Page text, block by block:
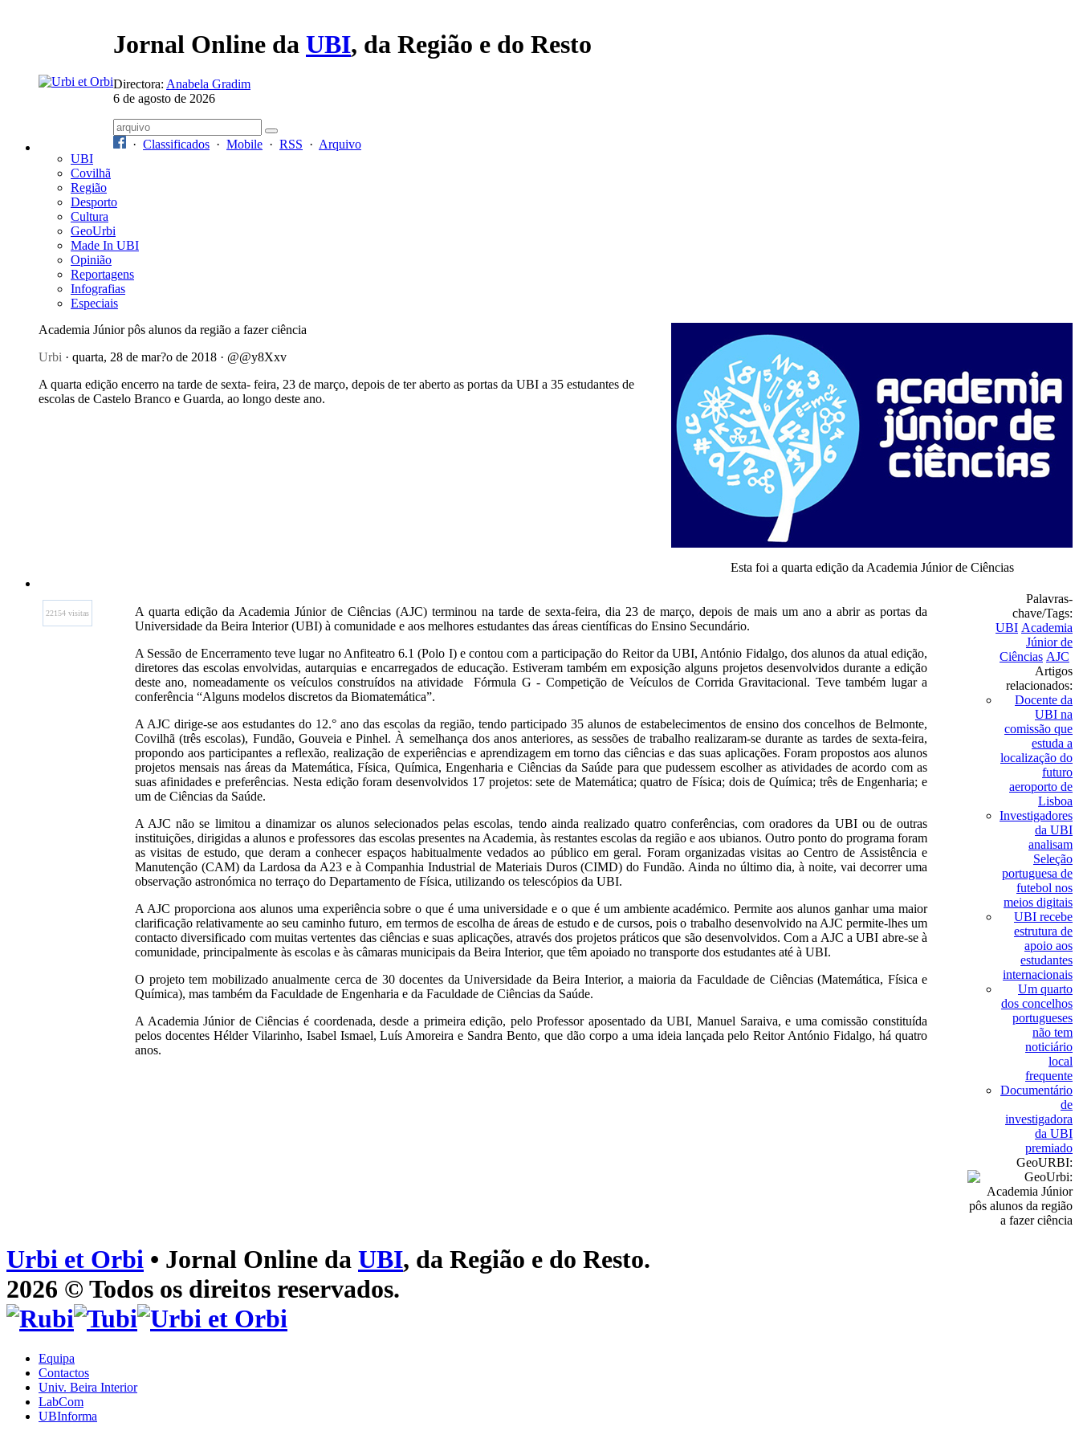
Jornal Online da UBI, da Região e do Resto
Directora: Anabela Gradim
6 de agosto de 2026
· Classificados · Mobile · RSS · Arquivo
UBI
Covilhã
Região
Desporto
Cultura
GeoUrbi
Made In UBI
Opinião
Reportagens
Infografias
Especiais
Academia Júnior pôs alunos da região a fazer ciência
Urbi · quarta, 28 de mar?o de 2018 · @@y8Xxv
A quarta edição encerro na tarde de sexta- feira, 23 de março, depois de ter aberto as portas da UBI a 35 estudantes de
escolas de Castelo Branco e Guarda, ao longo deste ano.
Esta foi a quarta edição da Academia Júnior de Ciências
22154 visitas
A quarta edição da Academia Júnior de Ciências (AJC) terminou na tarde de sexta-feira, dia 23 de março, depois de mais um ano a abrir as portas da
Universidade da Beira Interior (UBI) à comunidade e aos melhores estudantes das áreas científicas do Ensino Secundário.
A Sessão de Encerramento teve lugar no Anfiteatro 6.1 (Polo I) e contou com a participação do Reitor da UBI, António Fidalgo, dos alunos da atual edição,
diretores das escolas envolvidas, autarquias e encarregados de educação. Estiveram também em exposição alguns projetos desenvolvidos durante a edição
deste ano, nomeadamente os veículos construídos na atividade Fórmula G - Competição de Veículos de Corrida Gravitacional. Teve também lugar a
conferência “Alguns modelos discretos da Biomatemática”.
A AJC dirige-se aos estudantes do 12.° ano das escolas da região, tendo participado 35 alunos de estabelecimentos de ensino dos concelhos de Belmonte,
Covilhã (três escolas), Fundão, Gouveia e Pinhel. À semelhança dos anos anteriores, as sessões de trabalho realizaram-se durante as tardes de sexta-feira,
propondo aos participantes a reflexão, realização de experiências e aprendizagem em torno das ciências e das suas aplicações. Foram propostos aos alunos
projetos mensais nas áreas da Matemática, Física, Química, Engenharia e Ciências da Saúde para que pudessem escolher as atividades de acordo com as
suas afinidades e preferências. Nesta edição foram desenvolvidos 17 projetos: sete de Matemática; quatro de Física; dois de Química; três de Engenharia; e
um de Ciências da Saúde.
A AJC não se limitou a dinamizar os alunos selecionados pelas escolas, tendo ainda realizado quatro conferências, com oradores da UBI ou de outras
instituições, dirigidas a alunos e professores das escolas presentes na Academia, às restantes escolas da região e aos ubianos. Outro ponto do programa foram
as visitas de estudo, que deram a conhecer espaços habitualmente vedados ao público em geral. Foram organizadas visitas ao Centro de Assistência e
Manutenção (CAM) da Lardosa da A23 e à Companhia Industrial de Materiais Duros (CIMD) do Fundão. Ainda no último dia, à noite, vai decorrer uma
observação astronómica no terraço do Departamento de Física, utilizando os telescópios da UBI.
A AJC proporciona aos alunos uma experiência sobre o que é uma universidade e o que é um ambiente académico. Permite aos alunos ganhar uma maior
clarificação relativamente ao seu caminho futuro, em termos de escolha de áreas de estudo e de cursos, pois o trabalho desenvolvido na AJC permite-lhes um
contacto diversificado com muitas vertentes das ciências e suas aplicações, através dos projetos práticos que são desenvolvidos. Com a AJC a UBI abre-se à
comunidade, principalmente às escolas e às câmaras municipais da Beira Interior, que têm apoiado no transporte dos estudantes até à UBI.
O projeto tem mobilizado anualmente cerca de 30 docentes da Universidade da Beira Interior, a maioria da Faculdade de Ciências (Matemática, Física e
Química), mas também da Faculdade de Engenharia e da Faculdade de Ciências da Saúde.
A Academia Júnior de Ciências é coordenada, desde a primeira edição, pelo Professor aposentado da UBI, Manuel Saraiva, e uma comissão constituída
pelos docentes Hélder Vilarinho, Isabel Ismael, Luís Amoreira e Sandra Bento, que dão corpo a uma ideia lançada pelo Reitor António Fidalgo, há quatro
anos.
Palavras-
chave/Tags:
UBI Academia
Júnior de
Ciências AJC
Artigos
relacionados:
Docente da
UBI na
comissão que
estuda a
localização do
futuro
aeroporto de
Lisboa
Investigadores
da UBI
analisam
Seleção
portuguesa de
futebol nos
meios digitais
UBI recebe
estrutura de
apoio aos
estudantes
internacionais
Um quarto
dos concelhos
portugueses
não tem
noticiário
local
frequente
Documentário
de
investigadora
da UBI
premiado
GeoURBI:
Urbi et Orbi • Jornal Online da UBI, da Região e do Resto.
2026 © Todos os direitos reservados.
Equipa
Contactos
Univ. Beira Interior
LabCom
UBInforma